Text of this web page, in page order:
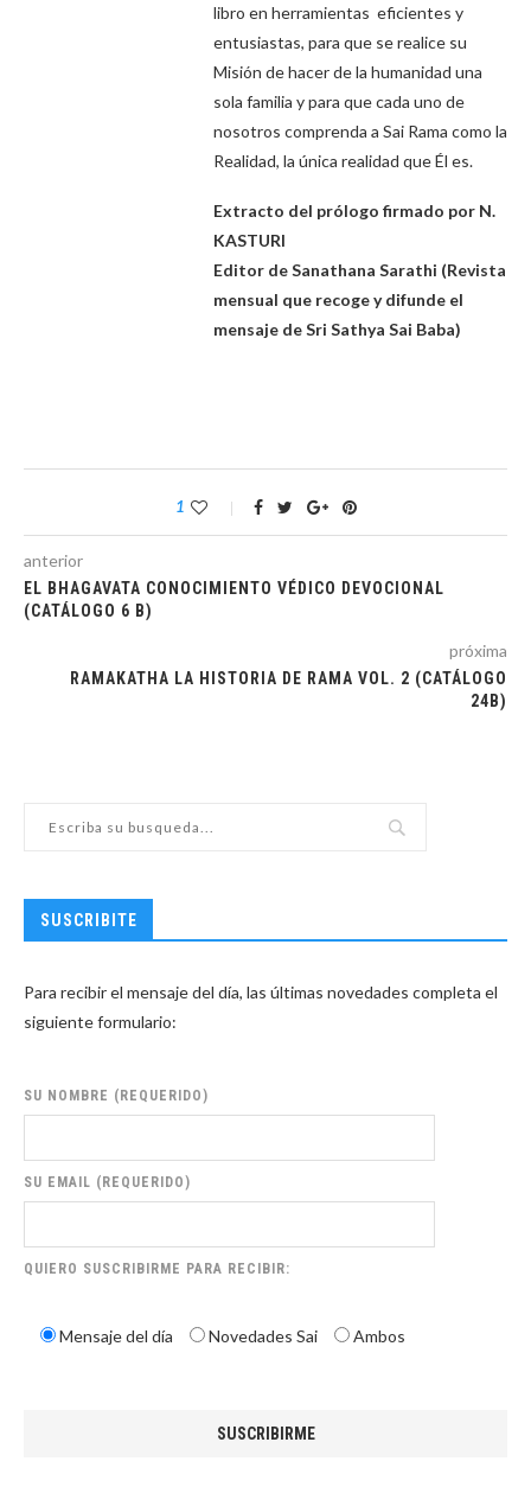
libro en herramientas eficientes y
entusiastas, para que se realice su
Misión de hacer de la humanidad una
sola familia y para que cada uno de
nosotros comprenda a Sai Rama como la
Realidad, la única realidad que Él es.
Extracto del prólogo firmado por N.
KASTURI
Editor de Sanathana Sarathi (Revista
mensual que recoge y difunde el
mensaje de Sri Sathya Sai Baba)
1
anterior
EL BHAGAVATA CONOCIMIENTO VÉDICO DEVOCIONAL
(CATÁLOGO 6 B)
próxima
RAMAKATHA LA HISTORIA DE RAMA VOL. 2 (CATÁLOGO
24B)
SUSCRIBITE
Para recibir el mensaje del día, las últimas novedades completa el
siguiente formulario:
SU NOMBRE (REQUERIDO)
SU EMAIL (REQUERIDO)
QUIERO SUSCRIBIRME PARA RECIBIR:
Mensaje del día Novedades Sai Ambos